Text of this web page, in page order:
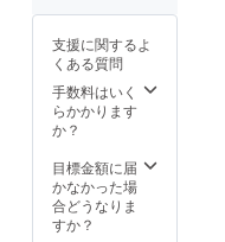
安は21
～23㎝
です。
のみ、
み、フ
ルネー
ム、
ニック
備考欄
にご記
入願い
支援に関するよ
くある質問
手数料はいく
らかかります
か？
目標金額に届
かなかった場
合どうなりま
すか？